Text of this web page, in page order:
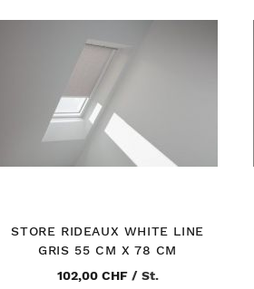
STORE RIDEAUX WHITE LINE
GRIS 55 CM X 78 CM
102,00 CHF / St.